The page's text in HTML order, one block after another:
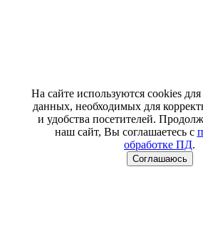
На сайте используются cookies
данных, необходимых для
и удобства посетителей.
наш сайт, Вы соглашаетесь с
обработке ПД.
Соглашаюсь